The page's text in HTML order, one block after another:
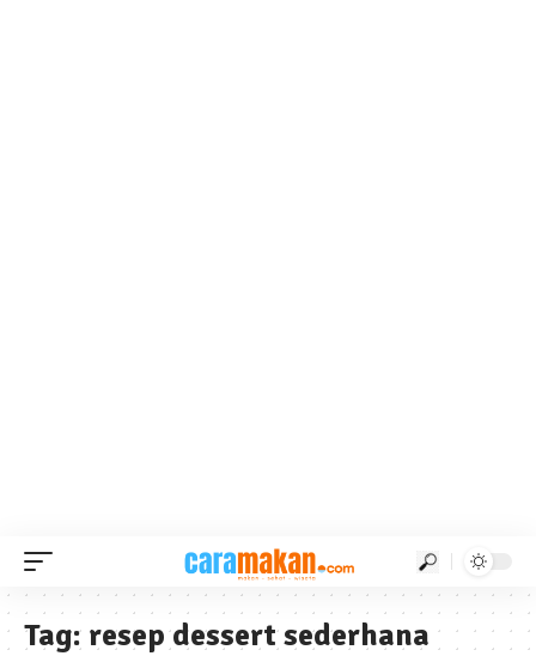
Tag: resep dessert sederhana